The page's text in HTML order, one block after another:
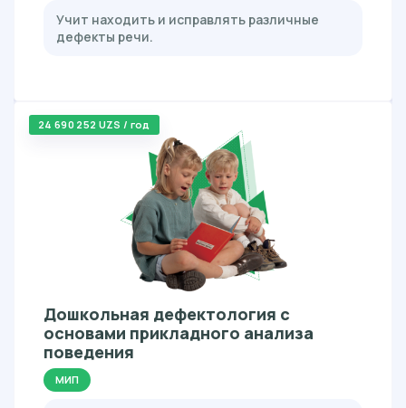
Учит находить и исправлять различные
дефекты речи.
24 690 252 UZS / год
Дошкольная дефектология с
основами прикладного анализа
поведения
МИП